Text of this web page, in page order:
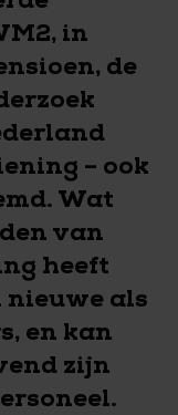
in
de
– ook
Wat
van
heeft
nieuwe als
en kan
zijn